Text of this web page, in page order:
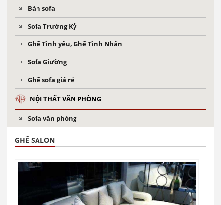
Bàn sofa
Sofa Trường Kỷ
Ghế Tình yêu, Ghế Tình Nhân
Sofa Giường
Ghế sofa giá rẻ
NỘI THẤT VĂN PHÒNG
Sofa văn phòng
GHẾ SALON